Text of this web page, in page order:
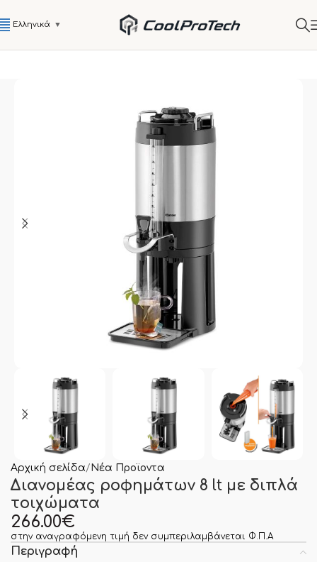
Ελληνικά ▼
Αρχική σελίδα Νέα Προϊοντα
Διανομέας ροφημάτων 8 lt με διπλά
τοιχώματα
266.00€
στην αναγραφόμενη τιμή δεν συμπεριλαμβάνεται Φ.Π.Α
Περιγραφή